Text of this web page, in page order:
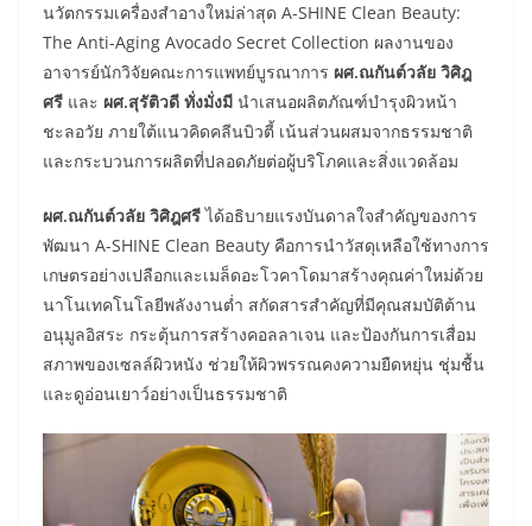
นวัตกรรมเครื่องสำอางใหม่ล่าสุด A-SHINE Clean Beauty:
The Anti-Aging Avocado Secret Collection ผลงานของ
อาจารย์นักวิจัยคณะการแพทย์บูรณาการ ผศ.ณกันต์วลัย วิศิฎ
ศรี และ ผศ.สุรัติวดี ทั่งมั่งมี นำเสนอผลิตภัณฑ์บำรุงผิวหน้า
ชะลอวัย ภายใต้แนวคิดคลีนบิวตี้ เน้นส่วนผสมจากธรรมชาติ
และกระบวนการผลิตที่ปลอดภัยต่อผู้บริโภคและสิ่งแวดล้อม
ผศ.ณกันต์วลัย วิศิฎศรีได้อธิบายแรงบันดาลใจสำคัญของการ
พัฒนา A-SHINE Clean Beauty คือการนำวัสดุเหลือใช้ทางการ
เกษตรอย่างเปลือกและเมล็ดอะโวคาโดมาสร้างคุณค่าใหม่ด้วย
นาโนเทคโนโลยีพลังงานต่ำ สกัดสารสำคัญที่มีคุณสมบัติต้าน
อนุมูลอิสระ กระตุ้นการสร้างคอลลาเจน และป้องกันการเสื่อม
สภาพของเซลล์ผิวหนัง ช่วยให้ผิวพรรณคงความยืดหยุ่น ชุ่มชื้น
และดูอ่อนเยาว์อย่างเป็นธรรมชาติ